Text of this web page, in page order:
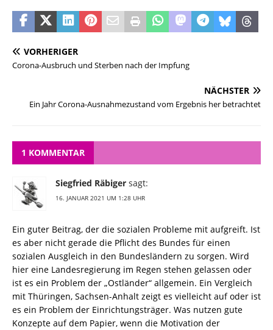
VORHERIGER
Corona-Ausbruch und Sterben nach der Impfung
NÄCHSTER
Ein Jahr Corona-Ausnahmezustand vom Ergebnis her betrachtet
1 KOMMENTAR
Siegfried Räbiger sagt:
16. JANUAR 2021 UM 1:28 UHR
Ein guter Beitrag, der die sozialen Probleme mit aufgreift. Ist
es aber nicht gerade die Pflicht des Bundes für einen
sozialen Ausgleich in den Bundesländern zu sorgen. Wird
hier eine Landesregierung im Regen stehen gelassen oder
ist es ein Problem der „Ostländer“ allgemein. Ein Vergleich
mit Thüringen, Sachsen-Anhalt zeigt es vielleicht auf oder ist
es ein Problem der Einrichtungsträger. Was nutzen gute
Konzepte auf dem Papier, wenn die Motivation der